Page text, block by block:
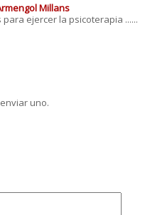
Millans
ejercer la psicoterapia ......
uno.